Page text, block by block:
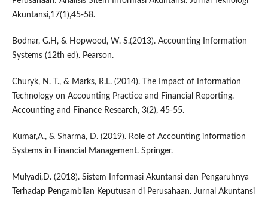
Akuntansi,17(1),45-58.
Bodnar, G.H, & Hopwood, W. S.(2013). Accounting Information
Systems (12th ed). Pearson.
Churyk, N. T., & Marks, R.L. (2014). The Impact of Information
Technology on Accounting Practice and Financial Reporting.
Accounting and Finance Research, 3(2), 45-55.
Kumar,A., & Sharma, D. (2019). Role of Accounting information
Systems in Financial Management. Springer.
Mulyadi,D. (2018). Sistem Informasi Akuntansi dan Pengaruhnya
Terhadap Pengambilan Keputusan di Perusahaan. Jurnal Akuntansi